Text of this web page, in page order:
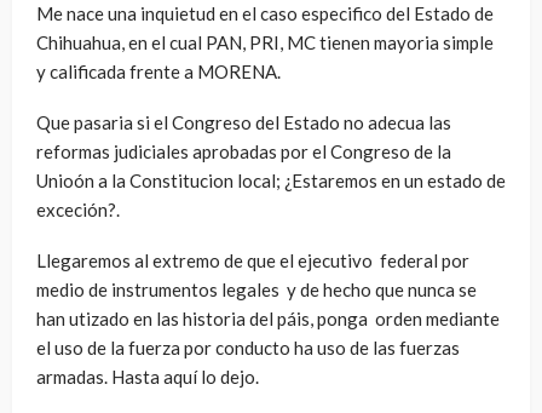
Me nace una inquietud en el caso especifico del Estado de
Chihuahua, en el cual PAN, PRI, MC tienen mayoria simple
y calificada frente a MORENA.
Que pasaria si el Congreso del Estado no adecua las
reformas judiciales aprobadas por el Congreso de la
Unioón a la Constitucion local; ¿Estaremos en un estado de
exceción?.
Llegaremos al extremo de que el ejecutivo federal por
medio de instrumentos legales y de hecho que nunca se
han utizado en las historia del páis, ponga orden mediante
el uso de la fuerza por conducto ha uso de las fuerzas
armadas. Hasta aquí lo dejo.